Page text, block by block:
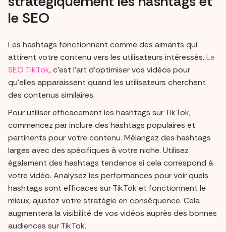
le SEO
Les hashtags fonctionnent comme des aimants qui
attirent votre contenu vers les utilisateurs intéressés. Le
SEO TikTok, c'est l'art d'optimiser vos vidéos pour
qu'elles apparaissent quand les utilisateurs cherchent
des contenus similaires.
Pour utiliser efficacement les hashtags sur TikTok,
commencez par inclure des hashtags populaires et
pertinents pour votre contenu. Mélangez des hashtags
larges avec des spécifiques à votre niche. Utilisez
également des hashtags tendance si cela correspond à
votre vidéo. Analysez les performances pour voir quels
hashtags sont efficaces sur TikTok et fonctionnent le
mieux, ajustez votre stratégie en conséquence. Cela
augmentera la visibilité de vos vidéos auprès des bonnes
audiences sur TikTok.